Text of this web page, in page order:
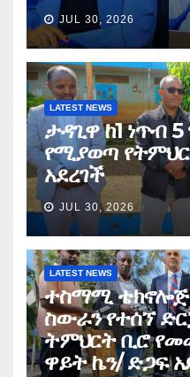
JUL 30, 2026
LATEST NEWS
ታዳጊዋ ከ1 ነጥብ
የሚያወጣ
አደረገች
JUL 30, 2026
LATEST NEWS
ተስማሚ ቴክኖሎጅ
ስውራን የተሰኘ
ትምህርት ቢሮ
ዋይት ኬን/ ድጋፍ